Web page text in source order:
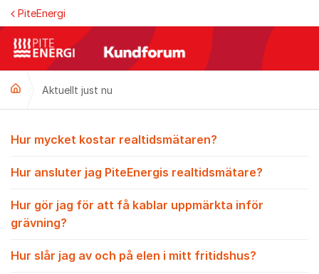
Hoppa till innehåll
PiteEnergi
Aktuellt just nu
Aktuellt just nu
Hur mycket kostar realtidsmätaren?
Hur ansluter jag PiteEnergis realtidsmätare?
Hur gör jag för att få kablar uppmärkta inför
grävning?
Hur slår jag av och på elen i mitt fritidshus?